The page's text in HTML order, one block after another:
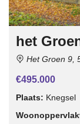
het
Het Groen 9,
€495.000
Plaats: Knegsel